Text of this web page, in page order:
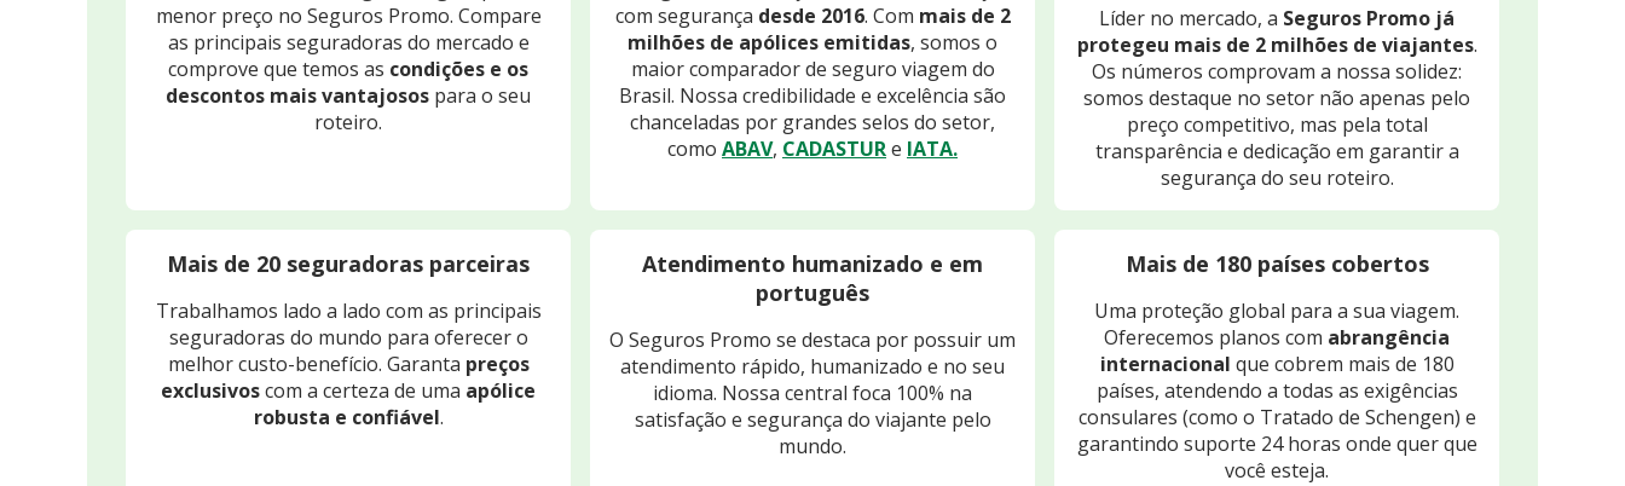
menor preço no Seguros Promo. Compare
as principais seguradoras do mercado e
comprove que temos as condições e os
descontos mais vantajosos para o seu
roteiro.
com segurança desde 2016. Com mais de 2
milhões de apólices emitidas, somos o
maior comparador de seguro viagem do
Brasil. Nossa credibilidade e excelência são
chanceladas por grandes selos do setor,
como ABAV, CADASTURe IATA.
Líder no mercado, a Seguros Promo já
protegeu mais de 2 milhões de viajantes.
Os números comprovam a nossa solidez:
somos destaque no setor não apenas pelo
preço competitivo, mas pela total
transparência e dedicação em garantir a
segurança do seu roteiro.
Mais de 20 seguradoras parceiras
Trabalhamos lado a lado com as principais
seguradoras do mundo para oferecer o
melhor custo-benefício. Garanta preços
exclusivoscom a certeza de uma apólice
robusta e confiável.
Atendimento humanizado e em
português
O Seguros Promo se destaca por possuir um
atendimento rápido, humanizado e no seu
idioma. Nossa central foca 100% na
satisfação e segurança do viajante pelo
mundo.
Mais de 180 países cobertos
Uma proteção global para a sua viagem.
Oferecemos planos com abrangência
internacional que cobrem mais de 180
países, atendendo a todas as exigências
consulares (como o Tratado de Schengen) e
garantindo suporte 24 horas onde quer que
você esteja.